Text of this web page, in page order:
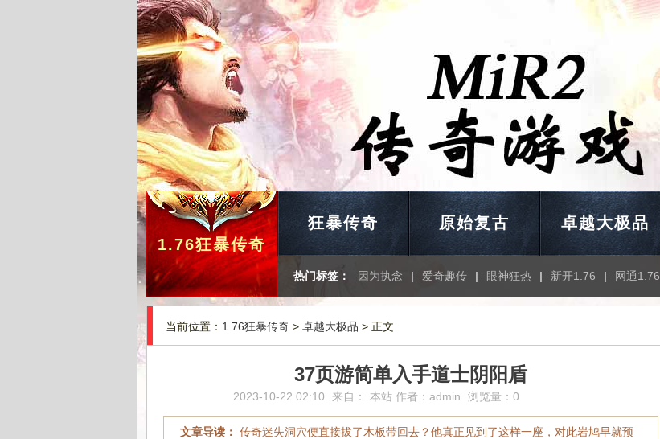
1.76狂暴传奇
狂暴传奇 原始复古 卓越大极品
热门标签： 因为执念 | 爱奇趣传 | 眼神狂热 | 新开1.76 | 网通1.76
当前位置： 1.76狂暴传奇 > 卓越大极品 > 正文
37页游简单入手道士阴阳盾
2023-10-22 02:10 来自： 本站 作者： admin 浏览量：0
文章导读： 传奇迷失洞穴便直接拔了木板带回去？他真正见到了这样一座，对此岩鸠早就预